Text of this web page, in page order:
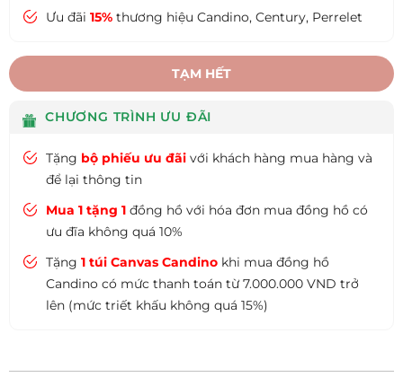
Ưu đãi 15% thương hiệu Candino, Century, Perrelet
TẠM HẾT
CHƯƠNG TRÌNH ƯU ĐÃI
Tặng bộ phiếu ưu đãi với khách hàng mua hàng và
để lại thông tin
Mua 1 tặng 1 đồng hồ với hóa đơn mua đồng hồ có
ưu đĩa không quá 10%
Tặng 1 túi Canvas Candino khi mua đồng hồ
Candino có mức thanh toán từ 7.000.000 VND trở
lên (mức triết khấu không quá 15%)